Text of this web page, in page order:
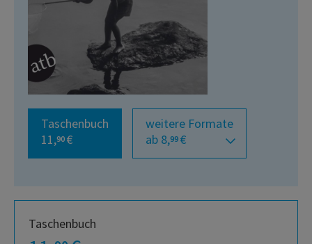
Taschenbuch
11,90 €
weitere Formate
ab 8,99 €
Taschenbuch